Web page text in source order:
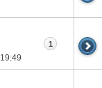
19:49
1